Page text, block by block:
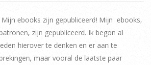
Mijn ebooks zijn gepubliceerd! Mijn ebooks,
zijn gepubliceerd. Ik begon al
hierover te denken en er aan te
maar vooral de laatste paar